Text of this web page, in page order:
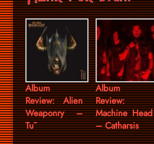
Album
Review: Alien
Weaponry –
Tū
Album
Review:
Machine Head
– Catharsis